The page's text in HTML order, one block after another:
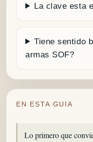
La clave esta
Tiene sentido
armas SOF?
EN ESTA GUIA
Lo primero que